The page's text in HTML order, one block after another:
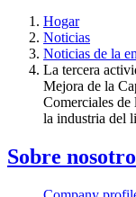
Hogar
Noticias
Noticias de la
La tercera
Mejora de la
Comerciales de
la industria del
Sobre